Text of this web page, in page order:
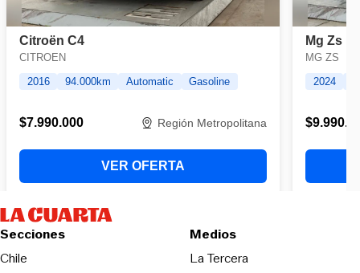
Secciones
Chile
Medios
La TerceraOpens in new